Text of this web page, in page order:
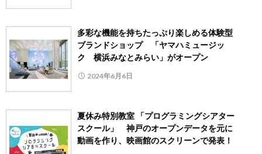
多彩な機能を持ちたっぷり楽しめる体験型
ブランドショップ 「ヤマハミュージッ
ク 横浜みなとみらい」がオープン
2024年6月6日
夏休み特別教室 「プログラミングシアター
スクール」 神戸のオープンデータを元に
動画を作り、映画館のスクリーンで発表！